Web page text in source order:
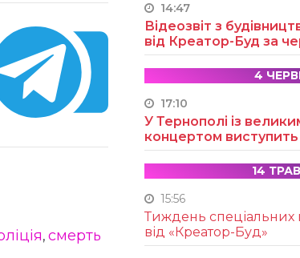
, смерть
14:47
Відеозвіт з
від Креатор-Буд за
4
17:10
У Тернополі із
концертом виступить
14
15:56
Тиждень спеціальних
від «Креатор-Буд»